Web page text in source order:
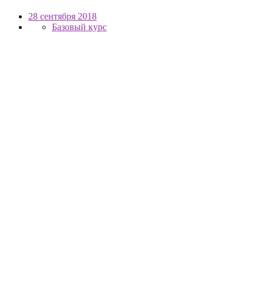
28 сентября 2018
Базовый курс